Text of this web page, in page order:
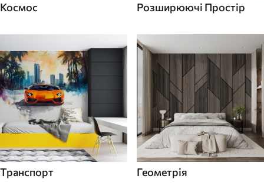
Космос Розширюючі Простір
Транспорт Геометрія